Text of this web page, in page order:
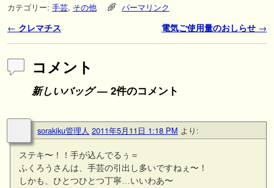
カテゴリー: 手芸, その他 パーマリンク
投稿ナビゲーション
← クレマチス 電気ご使用量のおしらせ →
コメント
新しいバッグ— 2件のコメント
sorakiku管理人 2011年5月11日 1:18 PM より:
ステキ〜！！手が込んでるぅ＝
ふくろうさんは、手芸の引出し多いですねぇ〜！
しかも、ひとつひとつ丁寧…いいわあ〜